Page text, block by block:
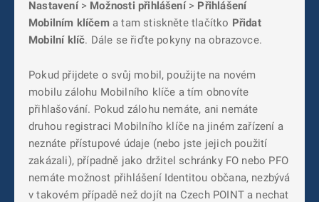
Nastavení> Možnosti přihlášení> Přihlášení
Mobilním klíčema tam stiskněte tlačítko Přidat
Mobilní klíč. Dále se řiďte pokyny na obrazovce.
Pokud přijdete o svůj mobil, použijte na novém
mobilu zálohu Mobilního klíče a tím obnovíte
přihlašování. Pokud zálohu nemáte, ani nemáte
druhou registraci Mobilního klíče na jiném zařízení a
neznáte přístupové údaje (nebo jste jejich použití
zakázali), případně jako držitel schránky FO nebo PFO
nemáte možnost přihlášení Identitou občana, nezbývá
v takovém případě než dojít na Czech POINT a nechat